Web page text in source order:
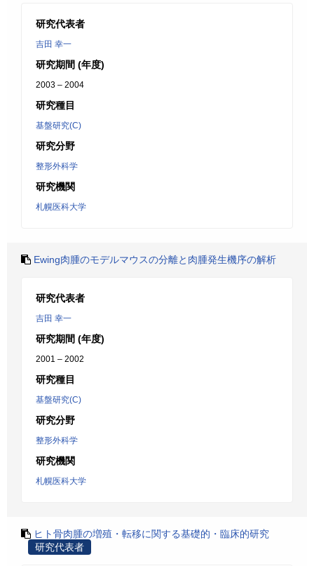
研究代表者
吉田 幸一
研究期間 (年度)
2003 – 2004
研究種目
基盤研究(C)
研究分野
整形外科学
研究機関
札幌医科大学
Ewing肉腫のモデルマウスの分離と肉腫発生機序の解析
研究代表者
吉田 幸一
研究期間 (年度)
2001 – 2002
研究種目
基盤研究(C)
研究分野
整形外科学
研究機関
札幌医科大学
ヒト骨肉腫の増殖・転移に関する基礎的・臨床的研究
研究代表者